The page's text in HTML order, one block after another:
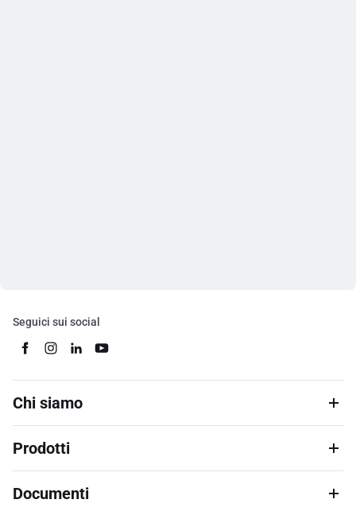
Seguici sui social
Chi siamo
Prodotti
Documenti